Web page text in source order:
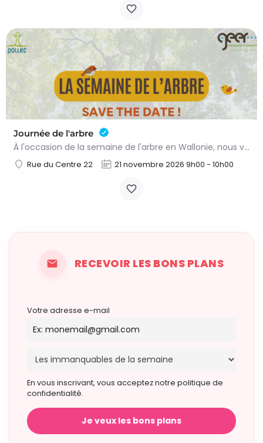
Journée de l'arbre
À l'occasion de la semaine de l'arbre en Wallonie, nous vous proposons l'annuelle distribution gratuite des…
Rue du Centre 22 21 novembre 2026 9h00 - 10h00
RECEVOIR LES BONS PLANS
Votre adresse e-mail
En vous inscrivant, vous acceptez notre politique de
confidentialité.